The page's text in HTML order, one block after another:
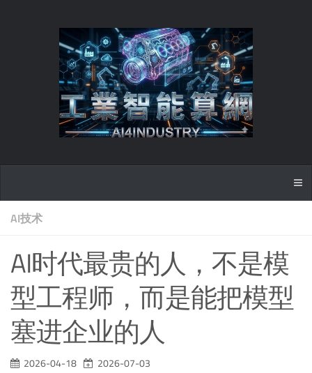
AI技术
AI时代最贵的人，不是模
型工程师，而是能把模型
塞进企业的人
2026-04-18
2026-07-03